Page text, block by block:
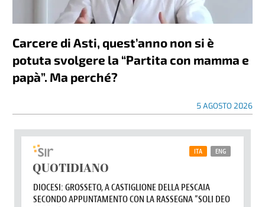
Carcere di Asti, quest’anno non si è
potuta svolgere la “Partita con mamma e
papà”. Ma perché?
5 AGOSTO 2026